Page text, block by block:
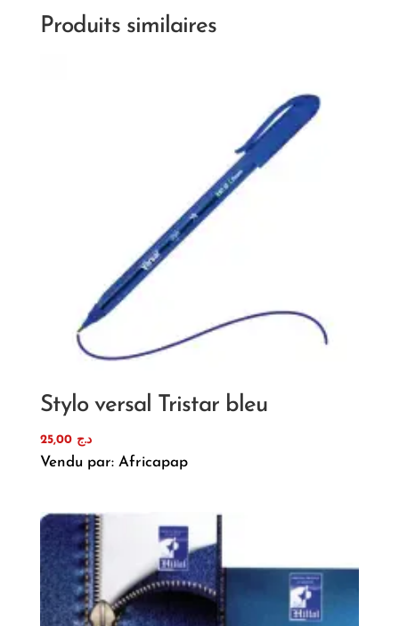
Produits similaires
Stylo versal Tristar bleu
د.ج 25,00
Vendu par: Africapap